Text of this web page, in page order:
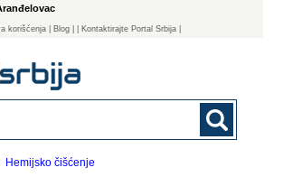
korišćenja Blog | Kontaktirajte Portal Srbija |
Hemijsko čišćenje